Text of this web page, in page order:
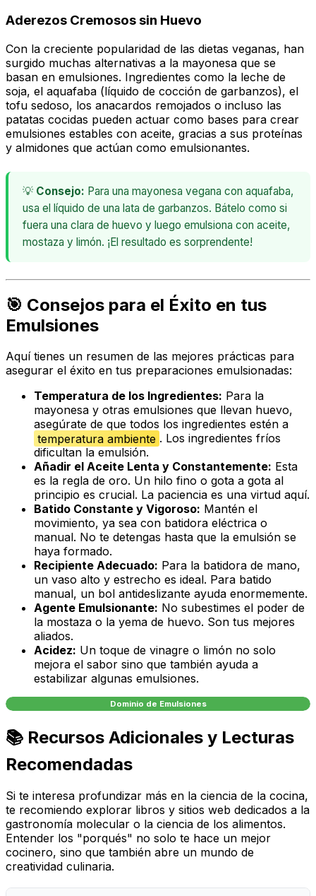
Aderezos Cremosos sin Huevo
Con la creciente popularidad de las dietas veganas, han
surgido muchas alternativas a la mayonesa que se
basan en emulsiones. Ingredientes como la leche de
soja, el aquafaba (líquido de cocción de garbanzos), el
tofu sedoso, los anacardos remojados o incluso las
patatas cocidas pueden actuar como bases para crear
emulsiones estables con aceite, gracias a sus proteínas
y almidones que actúan como emulsionantes.
💡 Consejo: Para una mayonesa vegana con aquafaba,
usa el líquido de una lata de garbanzos. Bátelo como si
fuera una clara de huevo y luego emulsiona con aceite,
mostaza y limón. ¡El resultado es sorprendente!
🎯 Consejos para el Éxito en tus
Emulsiones
Aquí tienes un resumen de las mejores prácticas para
asegurar el éxito en tus preparaciones emulsionadas:
Temperatura de los Ingredientes: Para la
mayonesa y otras emulsiones que llevan huevo,
asegúrate de que todos los ingredientes estén a
temperatura ambiente . Los ingredientes fríos
dificultan la emulsión.
Añadir el Aceite Lenta y Constantemente: Esta
es la regla de oro. Un hilo fino o gota a gota al
principio es crucial. La paciencia es una virtud aquí.
Batido Constante y Vigoroso: Mantén el
movimiento, ya sea con batidora eléctrica o
manual. No te detengas hasta que la emulsión se
haya formado.
Recipiente Adecuado: Para la batidora de mano,
un vaso alto y estrecho es ideal. Para batido
manual, un bol antideslizante ayuda enormemente.
Agente Emulsionante: No subestimes el poder de
la mostaza o la yema de huevo. Son tus mejores
aliados.
Acidez: Un toque de vinagre o limón no solo
mejora el sabor sino que también ayuda a
estabilizar algunas emulsiones.
Dominio de Emulsiones
📚 Recursos Adicionales y Lecturas
Recomendadas
Si te interesa profundizar más en la ciencia de la cocina,
te recomiendo explorar libros y sitios web dedicados a la
gastronomía molecular o la ciencia de los alimentos.
Entender los "porqués" no solo te hace un mejor
cocinero, sino que también abre un mundo de
creatividad culinaria.